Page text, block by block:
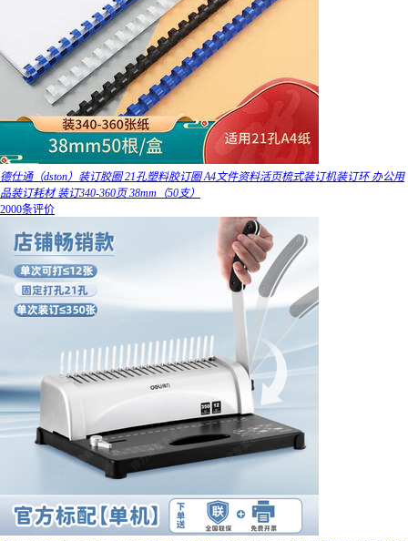
德仕通（dston）装订胶圈 21孔塑料胶订圈 A4文件资料活页梳式装订机装订环 办公用
品装订耗材 装订340-360页 38mm（50支）
2000条评价